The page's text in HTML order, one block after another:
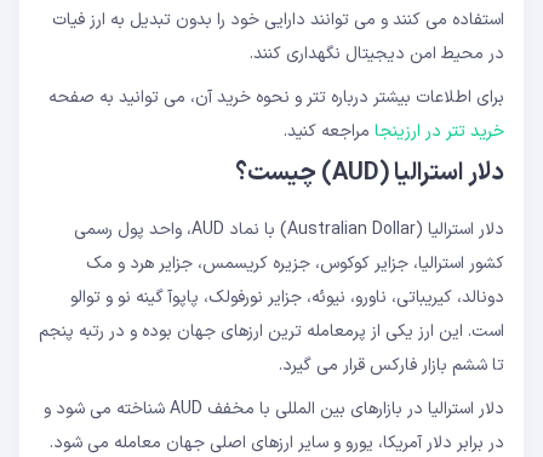
استفاده می کنند و می توانند دارایی خود را بدون تبدیل به ارز فیات
در محیط امن دیجیتال نگهداری کنند.
برای اطلاعات بیشتر درباره تتر و نحوه خرید آن، می توانید به صفحه
خرید تتر در ارزینجا مراجعه کنید.
دلار استرالیا (AUD) چیست؟
دلار استرالیا (Australian Dollar) با نماد AUD، واحد پول رسمی
کشور استرالیا، جزایر کوکوس، جزیره کریسمس، جزایر هرد و مک
دونالد، کیریباتی، ناورو، نیوئه، جزایر نورفولک، پاپوآ گینه نو و توالو
است. این ارز یکی از پرمعامله ترین ارزهای جهان بوده و در رتبه پنجم
تا ششم بازار فارکس قرار می گیرد.
دلار استرالیا در بازارهای بین المللی با مخفف AUD شناخته می شود و
در برابر دلار آمریکا، یورو و سایر ارزهای اصلی جهان معامله می شود.